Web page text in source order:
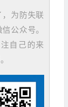
为防失联
公众号。
自己的来